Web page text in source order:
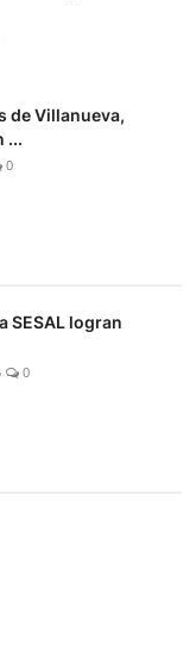
de Villanueva,
...
0
SESAL logran
0